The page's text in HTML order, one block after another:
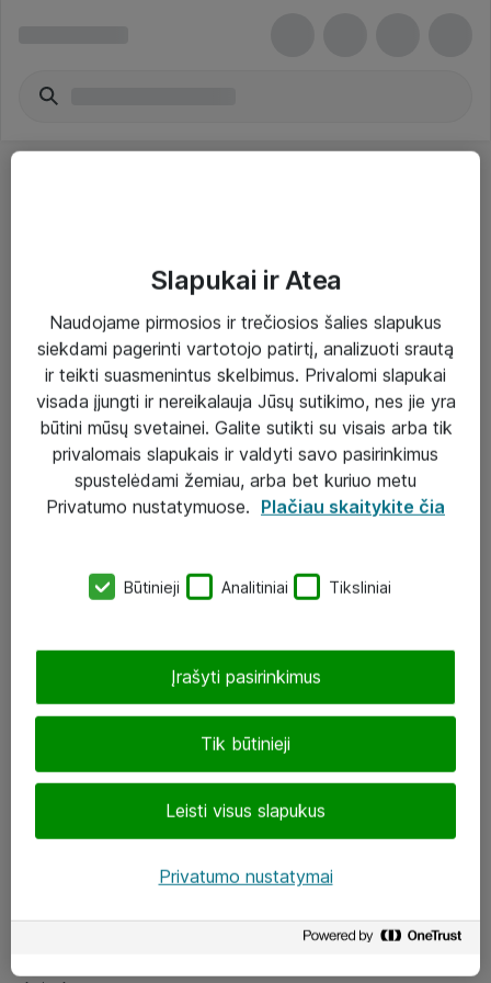
Paslaugos
Sprendimai
Įgyvendinti projektai
Atea ekspertų patarimai verslui
eShop@atea.lt
LinkedIn
Slapukai ir Atea
Naudojame pirmosios ir trečiosios šalies slapukus
siekdami pagerinti vartotojo patirtį, analizuoti srautą
ir teikti suasmenintus skelbimus. Privalomi slapukai
visada įjungti ir nereikalauja Jūsų sutikimo, nes jie yra
būtini mūsų svetainei. Galite sutikti su visais arba tik
privalomais slapukais ir valdyti savo pasirinkimus
spustelėdami žemiau, arba bet kuriuo metu
Privatumo nustatymuose. Plačiau skaitykite čia
Būtinieji Analitiniai Tiksliniai
Tik būtinieji
Leisti visus slapukus
Įrašyti pasirinkimus
Privatumo nustatymai